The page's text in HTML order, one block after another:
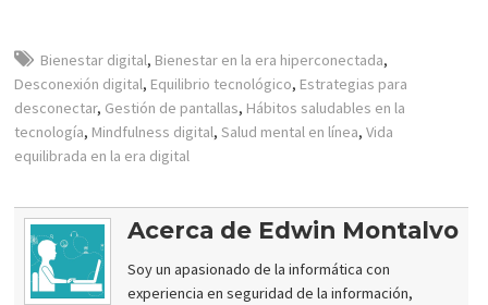
Bienestar digital, Bienestar en la era hiperconectada,
Desconexión digital, Equilibrio tecnológico, Estrategias para
desconectar, Gestión de pantallas, Hábitos saludables en la
tecnología, Mindfulness digital,Salud mental en línea,Vida
equilibrada en la era digital
Acerca de Edwin Montalvo
Soy un apasionado de la informática con
experiencia en seguridad de la información,